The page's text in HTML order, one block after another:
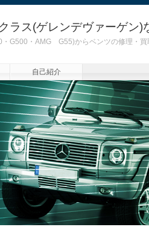
ラス(ゲレンデヴァーゲン)
・G500・AMG G55)からベンツの修理・
自己紹介